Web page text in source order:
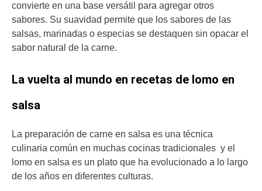
convierte en una base versátil para agregar otros
sabores. Su suavidad permite que los sabores de las
salsas, marinadas o especias se destaquen sin opacar el
sabor natural de la carne.
La vuelta al mundo en recetas de lomo en
salsa
La preparación de carne en salsa es una técnica
culinaria común en muchas cocinas tradicionales y el
lomo en salsa es un plato que ha evolucionado a lo largo
de los años en diferentes culturas.